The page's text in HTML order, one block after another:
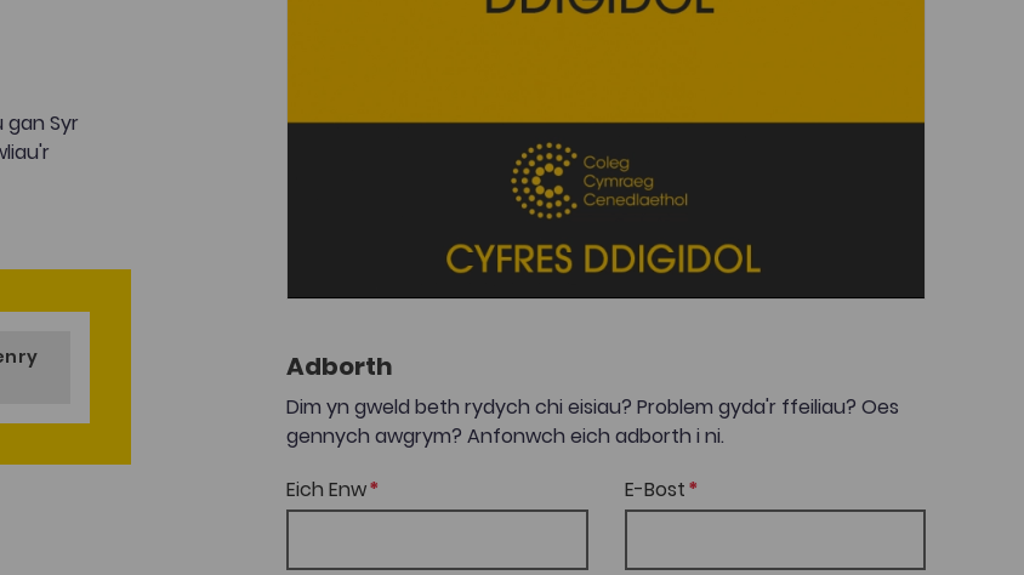
Syr
Adborth
Dim yn gweld beth rydych chi eisiau? Problem gyda'r ffeiliau? Oes
gennych awgrym? Anfonwch eich adborth i ni.
Eich Enw
E-Bost